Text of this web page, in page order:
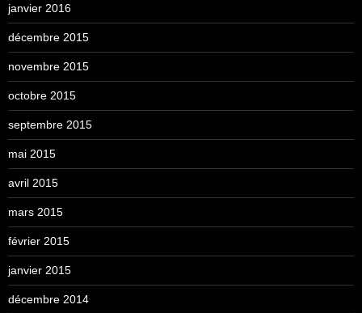
janvier 2016
décembre 2015
novembre 2015
octobre 2015
septembre 2015
mai 2015
avril 2015
mars 2015
février 2015
janvier 2015
décembre 2014